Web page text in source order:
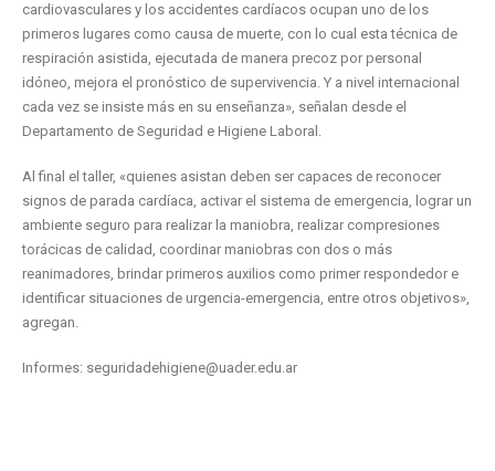
cardiovasculares y los accidentes cardíacos ocupan uno de los
primeros lugares como causa de muerte, con lo cual esta técnica de
respiración asistida, ejecutada de manera precoz por personal
idóneo, mejora el pronóstico de supervivencia. Y a nivel internacional
cada vez se insiste más en su enseñanza», señalan desde el
Departamento de Seguridad e Higiene Laboral.
Al final el taller, «quienes asistan deben ser capaces de reconocer
signos de parada cardíaca, activar el sistema de emergencia, lograr un
ambiente seguro para realizar la maniobra, realizar compresiones
torácicas de calidad, coordinar maniobras con dos o más
reanimadores, brindar primeros auxilios como primer respondedor e
identificar situaciones de urgencia-emergencia, entre otros objetivos»,
agregan.
Informes: seguridadehigiene@uader.edu.ar